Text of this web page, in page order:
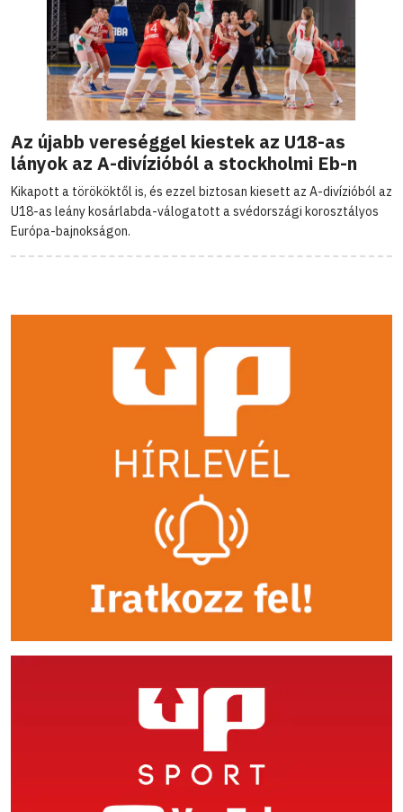
Az újabb vereséggel kiestek az U18-as
lányok az A-divízióból a stockholmi Eb-n
Kikapott a törököktől is, és ezzel biztosan kiesett az A-divízióból az
U18-as leány kosárlabda-válogatott a svédországi korosztályos
Európa-bajnokságon.